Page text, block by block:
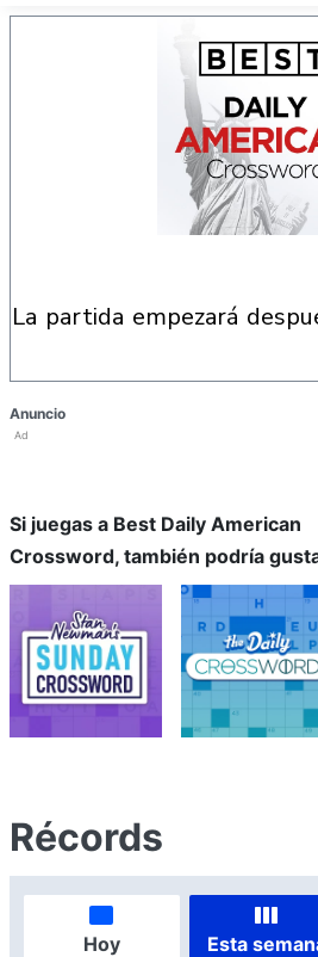
la partida empezará
Anuncio
Ad
Si juegas a Best Daily American
Crossword, también podría
Récords
Hoy Esta